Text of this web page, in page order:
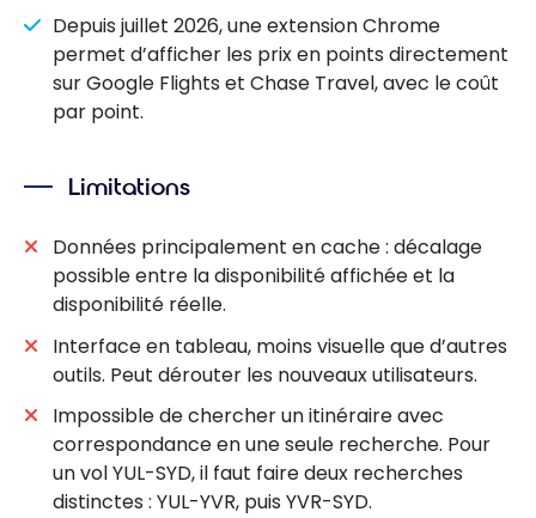
Depuis juillet 2026, une extension Chrome
permet d’afficher les prix en points directement
sur Google Flights et Chase Travel, avec le coût
par point.
Limitations
Données principalement en cache : décalage
possible entre la disponibilité affichée et la
disponibilité réelle.
Interface en tableau, moins visuelle que d’autres
outils. Peut dérouter les nouveaux utilisateurs.
Impossible de chercher un itinéraire avec
correspondance en une seule recherche. Pour
un vol YUL-SYD, il faut faire deux recherches
distinctes : YUL-YVR, puis YVR-SYD.